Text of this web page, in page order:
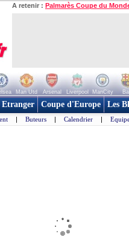
A retenir : Palmarès Coupe du
Man Utd Arsenal Liverpool ManCity
Etranger Coupe d'Europe Les
| Buteurs | Calendrier |